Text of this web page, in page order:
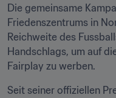
Die gemeinsame
Friedenszentrums in
Reichweite des
Handschlags, um auf
Fairplay zu werben.
Seit seiner offiziellen